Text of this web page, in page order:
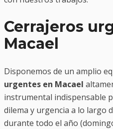
Cerrajeros
Macael
Disponemos de un amplio
urgentes en Macael
instrumental indispensable
dilema y urgencia a lo largo
durante todo el año